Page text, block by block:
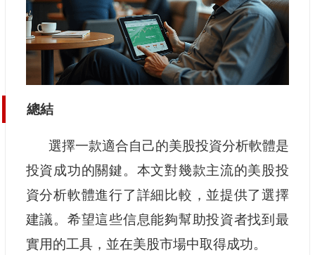
總結
選擇一款適合自己的美股投資分析軟體是
投資成功的關鍵。本文對幾款主流的美股投
資分析軟體進行了詳細比較，並提供了選擇
建議。希望這些信息能夠幫助投資者找到最
實用的工具，並在美股市場中取得成功。